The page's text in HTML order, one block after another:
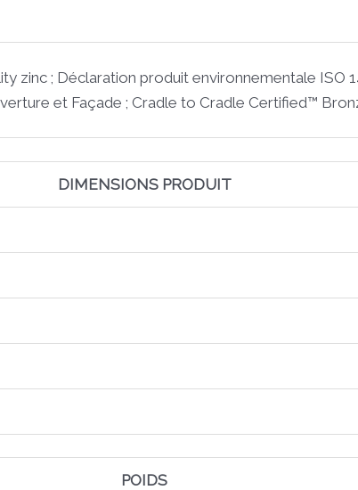
zinc ; Déclaration produit environnementale ISO
et Façade ; Cradle to Cradle Certified™
DIMENSIONS PRODUIT
POIDS